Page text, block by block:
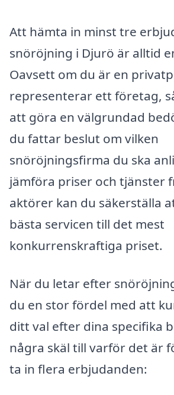
Att hämta in minst tre
snöröjning i Djurö är alltid
Oavsett om du är en
representerar ett företag,
att göra en välgrundad
du fattar beslut om vilken
snöröjningsfirma du ska
jämföra priser och tjänster
aktörer kan du säkerställa
bästa servicen till det mest
konkurrenskraftiga priset.
När du letar efter
du en stor fördel med att
ditt val efter dina specifika
några skäl till varför det är
ta in flera erbjudanden: